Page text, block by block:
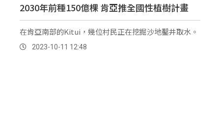
2030年前種150億棵 肯亞推全國性植樹計畫
在肯亞南部的Kitui，幾位村民正在挖掘沙地鑿井取水。
2023-10-11 12:48